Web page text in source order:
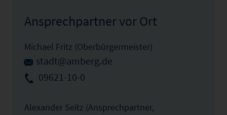
Ansprechpartner vor Ort
Michael Fritz (Oberbürgermeister)
stadt@amberg.de
09621-10-0
Alexander Seitz (Ansprechpartner,